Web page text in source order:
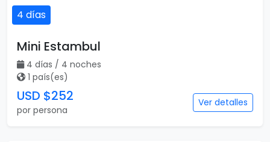
4 días
Mini Estambul
4 días / 4 noches
1 país(es)
USD $252
por persona
Ver detalles